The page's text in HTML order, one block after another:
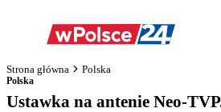
Strona główna Polska
Polska
Ustawka na antenie Neo-